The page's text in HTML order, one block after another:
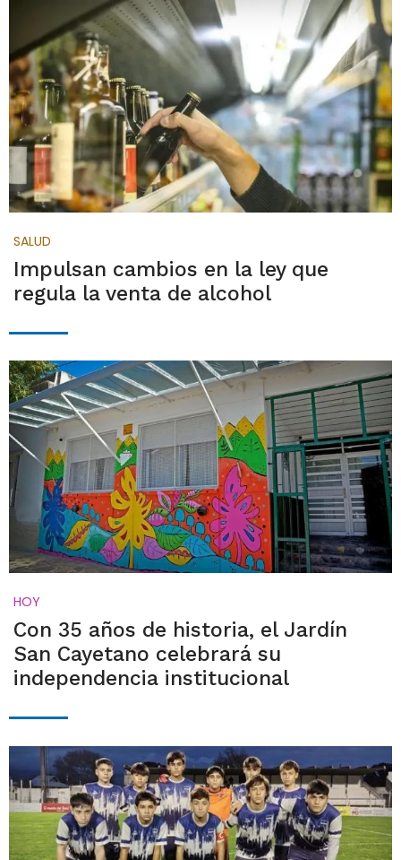
SALUD
Impulsan cambios en la ley que
regula la venta de alcohol
HOY
Con 35 años de historia, el Jardín
San Cayetano celebrará su
independencia institucional